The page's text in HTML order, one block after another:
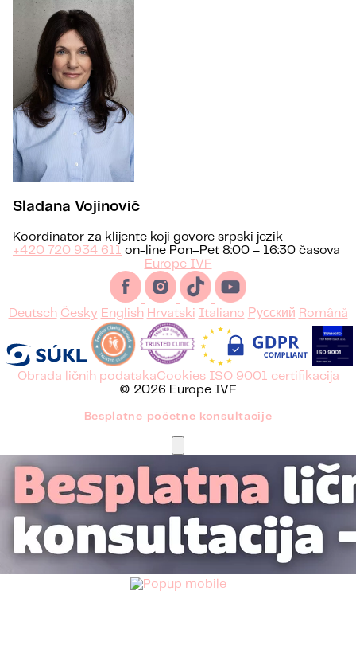
Sladana Vojinović
Koordinator za klijente koji govore srpski jezik
+420 720 934 611 on-line Pon–Pet 8:00 – 16:30 časova
Europe IVF
Deutsch Česky English Hrvatski Italiano Русский Română
Obrada ličnih podatakaCookies ISO 9001 certifikacija
© 2026 Europe IVF
Besplatne početne konsultacije